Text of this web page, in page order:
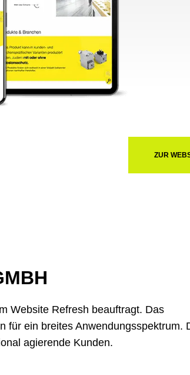
ZUR
Website Refresh beauftragt. Das
für ein breites Anwendungsspektrum.
agierende Kunden.